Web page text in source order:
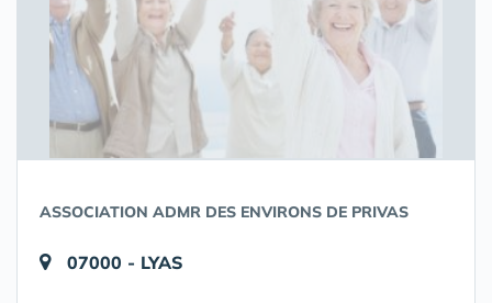
ASSOCIATION ADMR DES ENVIRONS DE PRIVAS
07000 - LYAS